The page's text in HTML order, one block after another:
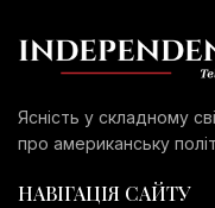
Ясність у складному
про американську
НАВІГАЦІЯ САЙТУ